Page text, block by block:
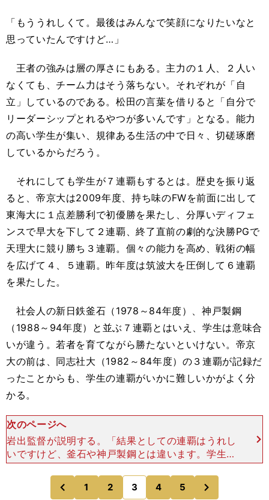
「もううれしくて。最後はみんなで笑顔になりたいなと
思っていたんですけど…」
王者の強みは層の厚さにもある。主力の１人、２人い
なくても、チーム力はそう落ちない。それぞれが「自
立」しているのである。松田の言葉を借りると「自分で
リーダーシップとれるやつが多いんです」となる。能力
の高い学生が集い、規律ある生活の中で日々、切磋琢磨
しているからだろう。
それにしても学生が７連覇もするとは。歴史を振り返
ると、帝京大は2009年度、持ち味のFWを前面に出して
東海大に１点差勝利で初優勝を果たし、分厚いディフェ
ンスで早大を下して２連覇、終了直前の劇的な決勝PGで
天理大に競り勝ち３連覇。個々の能力を高め、戦術の幅
を広げて４、５連覇。昨年度は筑波大を圧倒して６連覇
を果たした。
社会人の新日鉄釜石（1978～84年度）、神戸製鋼
（1988～94年度）と並ぶ７連覇とはいえ、学生は意味合
いが違う。若者を育てながら勝たないといけない。帝京
大の前は、同志社大（1982～84年度）の３連覇が記録だ
ったことからも、学生の連覇がいかに難しいかがよく分
かる。
次のページへ
岩出監督が説明する。「結果としての連覇はうれし
いですけど、釜石や神戸製鋼とは違います。学生は
夢を持つことがエネルギーとなります。４年間、あ
るいは１年間を、学生が高い目標を持って、きちっ
と努力してい
前
のページへ
1 2 3 4 5
のページへ